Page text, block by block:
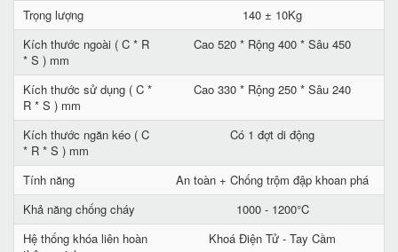
Trọng lượng
140 ± 10Kg
Kích thước ngoài ( C * R
* S ) mm
Cao 520 * Rộng 400 * Sâu 450
Kích thước sử dụng ( C *
R * S ) mm
Cao 330 * Rộng 250 * Sâu 240
Kích thước ngăn kéo ( C
* R * S ) mm
Có 1 đợt di động
Tính năng
An toàn + Chống trộm đập khoan phá
Khả năng chống cháy
1000 - 1200°C
Hệ thống khóa liên hoàn
Khoá Điện Tử - Tay Cầm